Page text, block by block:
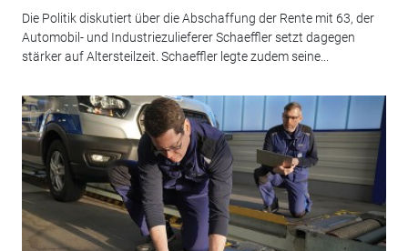
Die Politik diskutiert über die Abschaffung der Rente mit 63, der
Automobil- und Industriezulieferer Schaeffler setzt dagegen
stärker auf Altersteilzeit. Schaeffler legte zudem seine...